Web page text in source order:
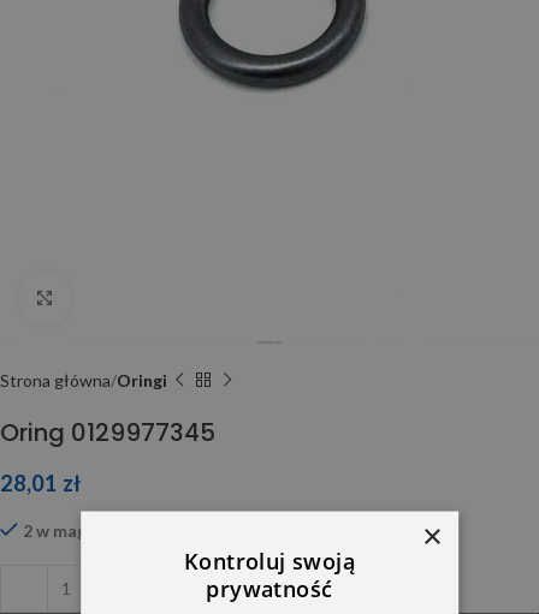
Strona główna Oringi
Oring 0129977345
28,01 zł
2 w magazynie ×
Kontroluj swoją
prywatność